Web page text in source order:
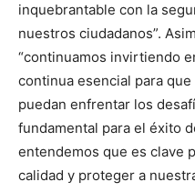
inquebrantable con la
nuestros ciudadanos”.
“continuamos invirtiendo
continua esencial para
puedan enfrentar los
fundamental para el éxito
entendemos que es clave
calidad y proteger a